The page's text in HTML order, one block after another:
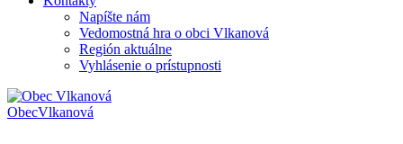
Napíšte nám
Vedomostná hra o obci Vlkanová
Región aktuálne
Vyhlásenie o prístupnosti
ObecVlkanová